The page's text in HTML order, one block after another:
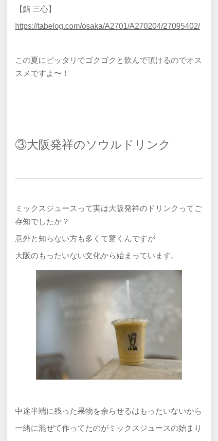
【鮨 三心】
https://tabelog.com/osaka/A2701/A270204/27095402/
この夏にピッタリでゴクゴクと飲んで頂けるのでオス
スメですよ〜！
③大阪発祥のソウルドリンク
ミックスジュースって実は大阪発祥のドリンクってご
存知でしたか？
意外と知らない方も多くて驚くんですが
大阪のもったいない文化から始まっています。
中途半端に残った果物を余らせるはもったいないから
一緒に混ぜて作ってたのがミックスジュースの始まり